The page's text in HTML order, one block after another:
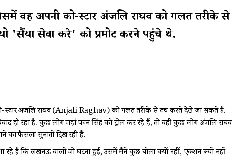
वह अपनी को-स्टार अंजलि राघव को गलत तरीके से
'सैंया सेवा करे' को प्रमोट करने पहुंचे थे.
स्टार अंजलि राघव (Anjali Raghav) को गलत तरीके से टच करते देखे जा सकते हैं.
हो रहा है. कुछ लोग जहां पवन सिंह को ट्रोल कर रहे हैं, तो वहीं कुछ लोग अंजलि राघव
का फैसला सुनाती दिख रही हैं.
रहे हैं कि लखनऊ वाली जो घटना हुई, उसमें मैंने कुछ बोला क्यों नहीं, एक्शन क्यों नहीं